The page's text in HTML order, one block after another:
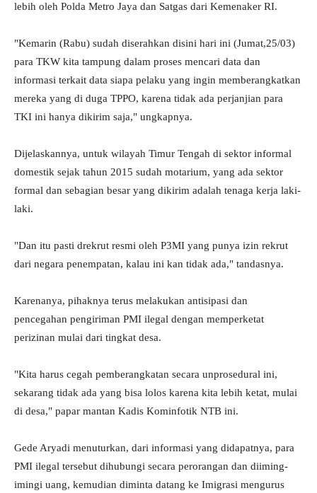
lebih oleh Polda Metro Jaya dan Satgas dari Kemenaker RI.
"Kemarin (Rabu) sudah diserahkan disini hari ini (Jumat,25/03)
para TKW kita tampung dalam proses mencari data dan
informasi terkait data siapa pelaku yang ingin memberangkatkan
mereka yang di duga TPPO, karena tidak ada perjanjian para
TKI ini hanya dikirim saja," ungkapnya.
Dijelaskannya, untuk wilayah Timur Tengah di sektor informal
domestik sejak tahun 2015 sudah motarium, yang ada sektor
formal dan sebagian besar yang dikirim adalah tenaga kerja laki-
laki.
"Dan itu pasti drekrut resmi oleh P3MI yang punya izin rekrut
dari negara penempatan, kalau ini kan tidak ada," tandasnya.
Karenanya, pihaknya terus melakukan antisipasi dan
pencegahan pengiriman PMI ilegal dengan memperketat
perizinan mulai dari tingkat desa.
"Kita harus cegah pemberangkatan secara unprosedural ini,
sekarang tidak ada yang bisa lolos karena kita lebih ketat, mulai
di desa," papar mantan Kadis Kominfotik NTB ini.
Gede Aryadi menuturkan, dari informasi yang didapatnya, para
PMI ilegal tersebut dihubungi secara perorangan dan diiming-
imingi uang, kemudian diminta datang ke Imigrasi mengurus